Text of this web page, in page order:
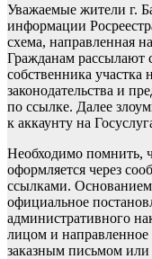
Уважаемые жители г.
информации
схема, направленная
Гражданам рассылают
собственника участка
законодательства и
по ссылке. Далее
к аккаунту на
Необходимо помнить,
оформляется через
ссылками.
официальное
административного
лицом и направленное
заказным письмом или